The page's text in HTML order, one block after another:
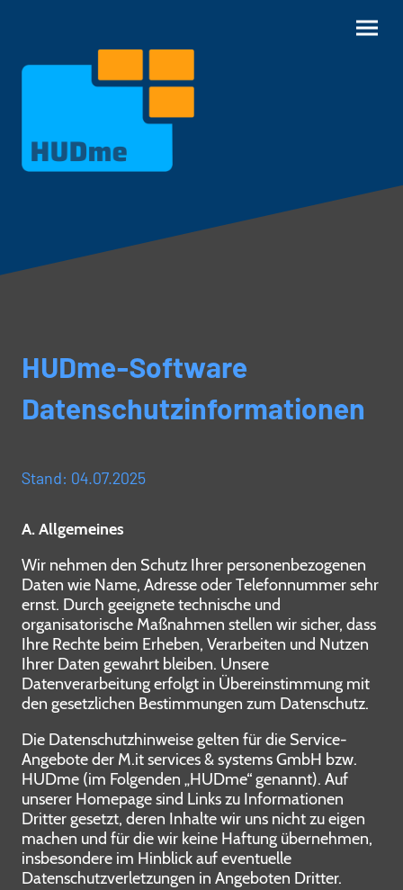
HUDme-Software
Datenschutzinformationen
Stand: 04.07.2025
A. Allgemeines
Wir nehmen den Schutz Ihrer personenbezogenen
Daten wie Name, Adresse oder Telefonnummer sehr
ernst. Durch geeignete technische und
organisatorische Maßnahmen stellen wir sicher, dass
Ihre Rechte beim Erheben, Verarbeiten und Nutzen
Ihrer Daten gewahrt bleiben. Unsere
Datenverarbeitung erfolgt in Übereinstimmung mit
den gesetzlichen Bestimmungen zum Datenschutz.
Die Datenschutzhinweise gelten für die Service-
Angebote der M.it services & systems GmbH bzw.
HUDme (im Folgenden „HUDme“ genannt). Auf
unserer Homepage sind Links zu Informationen
Dritter gesetzt, deren Inhalte wir uns nicht zu eigen
machen und für die wir keine Haftung übernehmen,
insbesondere im Hinblick auf eventuelle
Datenschutzverletzungen in Angeboten Dritter.